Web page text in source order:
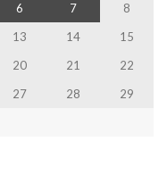
6 7
8
13 14
15
20 21
22
27 28
29